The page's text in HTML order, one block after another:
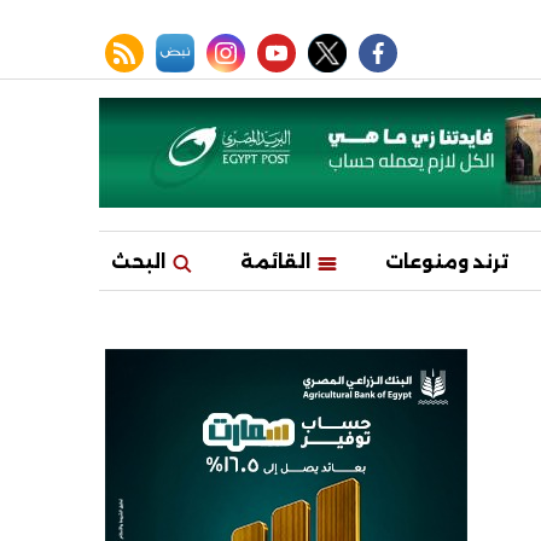
facebook
twitter
youtube
instagram
نبض rss feed
ترند ومنوعات القائمة البحث